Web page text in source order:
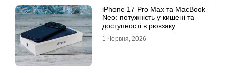
iPhone 17 Pro Max та MacBook
Neo: потужність у кишені та
доступності в рюкзаку
1 Червня, 2026